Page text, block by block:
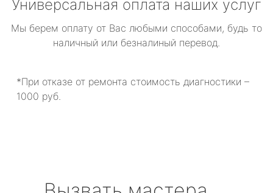
Универсальная оплата наших услуг
Мы берем оплату от Вас любыми способами, будь то
наличный или безналиный перевод.
*При отказе от ремонта стоимость диагностики –
1000 руб.